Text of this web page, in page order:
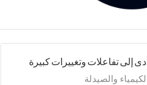
إلى تفاعلات وتغييرات كبيرة
والصيدلة